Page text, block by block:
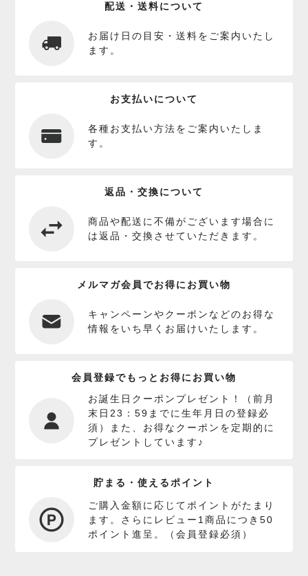
配送・送料について
お届け日の目安・送料をご案内いたし
ます。
お支払いについて
各種お支払い方法をご案内いたしま
す。
返品・交換について
商品や配送に不備がございます場合に
は返品・交換させていただきます。
メルマガ会員でお得にお買い物
キャンペーンやクーポンなどのお得な
情報をいち早くお届けいたします。
会員登録でもっとお得にお買い物
お誕生日クーポンプレゼント！（前月
末日23：59までに生年月日の登録必
須）また、お得なクーポンを定期的に
プレゼントしています♪
貯まる・使えるポイント
ご購入金額に応じてポイントがたまり
ます。さらにレビュー1商品につき50
ポイント進呈。（会員登録必須）